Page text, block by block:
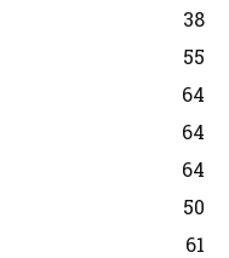
38
55
64
64
64
50
61